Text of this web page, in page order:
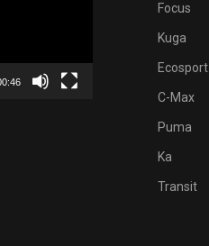
Focus
Kuga
Ecosport
C-Max
Puma
Ka
Transit